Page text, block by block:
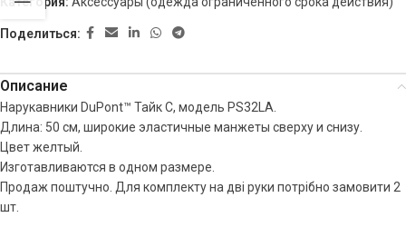
Поделиться:
Описание
Нарукавники DuPont™ Тайк C, модель PS32LA.
Длина: 50 см, широкие эластичные манжеты сверху и снизу.
Цвет желтый.
Изготавливаются в одном размере.
Продаж поштучно. Для комплекту на дві руки потрібно замовити 2
шт.